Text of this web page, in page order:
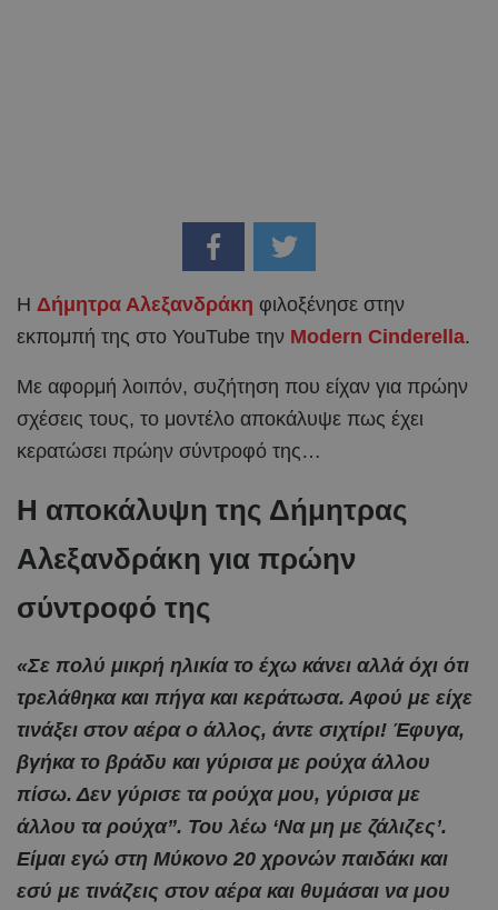
Η Δήμητρα Αλεξανδράκη φιλοξένησε στην
εκπομπή της στο YouTube την Modern Cinderella.
Με αφορμή λοιπόν, συζήτηση που είχαν για πρώην
σχέσεις τους, το μοντέλο αποκάλυψε πως έχει
κερατώσει πρώην σύντροφό της…
Η αποκάλυψη της Δήμητρας
Αλεξανδράκη για πρώην
σύντροφό της
«Σε πολύ μικρή ηλικία το έχω κάνει αλλά όχι ότι
τρελάθηκα και πήγα και κεράτωσα. Αφού με είχε
τινάξει στον αέρα ο άλλος, άντε σιχτίρι! Έφυγα,
βγήκα το βράδυ και γύρισα με ρούχα άλλου
πίσω. Δεν γύρισε τα ρούχα μου, γύρισα με
άλλου τα ρούχα”. Του λέω ‘Να μη με ζάλιζες’.
Είμαι εγώ στη Μύκονο 20 χρονών παιδάκι και
εσύ με τινάζεις στον αέρα και θυμάσαι να μου